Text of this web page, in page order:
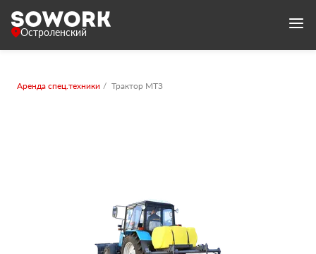
Остроленский
Аренда спец.техники Трактор МТЗ